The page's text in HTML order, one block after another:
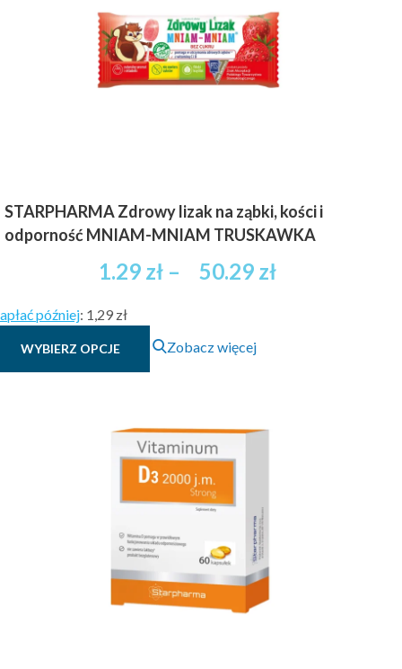
STARPHARMA Zdrowy lizak na ząbki, kości i
odporność MNIAM-MNIAM TRUSKAWKA
1.29 zł – 50.29 złZakres
później: 1,29 zł
WYBIERZ OPCJE
Ten
produkt
wariantów.
Opcje
można
wybrać
stronie
produktu
Zobacz więcej